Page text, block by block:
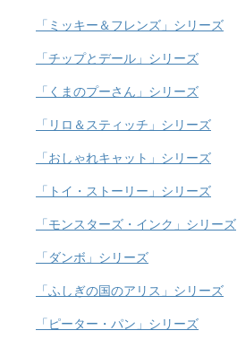
「ミッキー＆フレンズ」シリーズ
「チップとデール」シリーズ
「くまのプーさん」シリーズ
「リロ＆スティッチ」シリーズ
「おしゃれキャット」シリーズ
「トイ・ストーリー」シリーズ
「モンスターズ・インク」シリーズ
「ダンボ」シリーズ
「ふしぎの国のアリス」シリーズ
「ピーター・パン」シリーズ